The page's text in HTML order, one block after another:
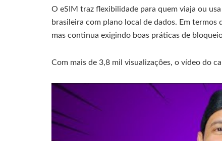
O eSIM traz flexibilidade para quem viaja ou
brasileira com plano local de dados. Em
mas continua exigindo boas práticas de
Com mais de 3,8 mil visualizações, o vídeo do